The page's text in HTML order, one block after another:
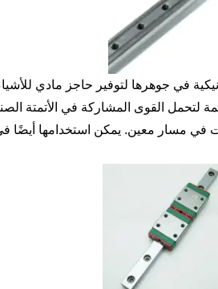
في جوهرها لتوفير حاجز مادي
لتحمل القوى المشاركة في الأتمتة
مسار معين. يمكن استخدامها أيضًا في